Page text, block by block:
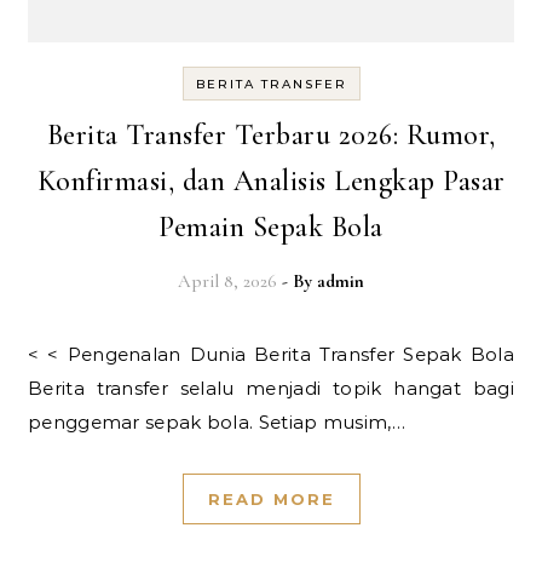
BERITA TRANSFER
Berita Transfer Terbaru 2026: Rumor,
Konfirmasi, dan Analisis Lengkap Pasar
Pemain Sepak Bola
April 8, 2026 - By admin
< < Pengenalan Dunia Berita Transfer Sepak Bola
Berita transfer selalu menjadi topik hangat bagi
penggemar sepak bola. Setiap musim,…
READ MORE